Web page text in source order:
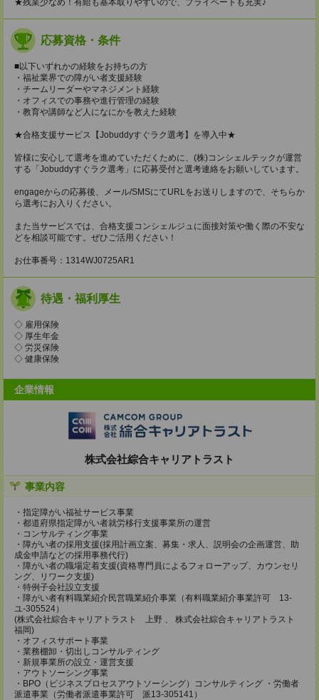
★残業少なめ！有給も基本取りやすいので、プライベートも充実♪
応募資格・条件
■以下いずれかの経験をお持ちの方
・福祉業界での障がい者支援経験
・チームリーダーやマネジメント経験
・オフィスでの事務や進行管理の経験
・教育や講師など人になにかを教えた経験
★合格支援サービス【Jobuddyすぐラク選考】を導入中★
皆様に安心して選考を進めていただくために、(株)コンシェルテックが運営
する「Jobuddyすぐラク選考」に応募受付と選考連絡をお願いしています。
engageからの応募後、メール/SMSにてURLをお送りしますので、そちらか
ら選考にお入りください。
また当サービスでは、合格支援コンシェルジュに面接対策や働く際の不安な
どを相談可能です。ぜひご活用ください！
お仕事番号：1314WJ0725AR1
待遇・福利厚生
◇ 雇用保険
◇ 厚生年金
◇ 労災保険
◇ 健康保険
企業情報
株式会社綜合キャリアトラスト
事業内容
・指定障がい福祉サービス事業
・都道府県指定障がい者就労移行支援事業所の運営
・コンサルティング事業
・障がい者の採用支援(採用計画立案、募集・求人、説明会の企画運営、助
成金申請などの採用事務代行)
・障がい者の職場定着支援(資格専門員によるフォローアップ、カウンセリ
ング、リワーク支援)
・特例子会社設立支援
・障がい者有料職業紹介民営職業紹介事業（有料職業紹介事業許可 13-
ユ-305524）
(株式会社綜合キャリアトラスト 上野 、 株式会社綜合キャリアトラスト
福岡)
・オフィスサポート事業
・業務棚卸・切出しコンサルティング
・新規事業所の設立・運営支援
・アウトソーシング事業
・BPO（ビジネスプロセスアウトソーシング）コンサルティング ・労働者
派遣事業（労働者派遣事業許可 派13-305141）